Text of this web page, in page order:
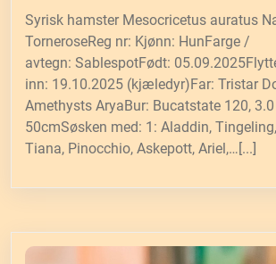
Syrisk hamster Mesocricetus auratus
TorneroseReg nr: Kjønn: HunFarge /
avtegn: SablespotFødt:
inn: 19.10.2025 (kjæledyr)Far: Tristar
Amethysts AryaBur: Bucatstate 120,
50cmSøsken med: 1: Aladdin,
Tiana, Pinocchio, Askepott, Ariel,…[...]